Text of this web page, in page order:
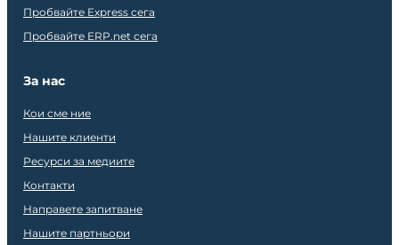
Пробвайте Express сега
Пробвайте ERP.net сега
За нас
Кои сме ние
Нашите клиенти
Ресурси за медиите
Контакти
Направете запитване
Нашите партньори